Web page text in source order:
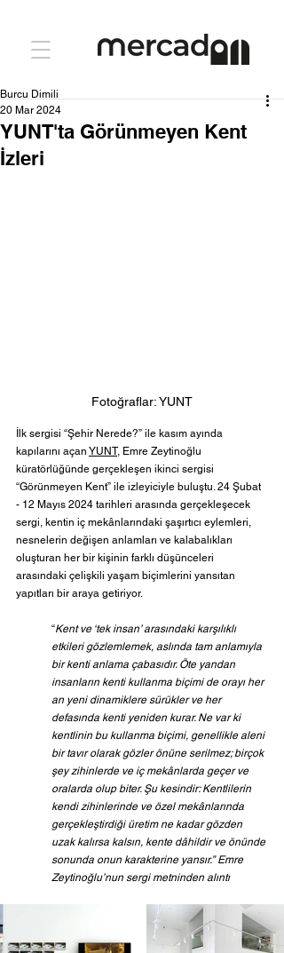
YUNT'ta Görünmeyen Kent
İzleri
Burcu Dimili
20 Mar 2024
Fotoğraflar: YUNT
İlk sergisi “Şehir Nerede?” ile kasım ayında
kapılarını açan YUNT, Emre Zeytinoğlu
küratörlüğünde gerçekleşen ikinci sergisi
“Görünmeyen Kent” ile izleyiciyle buluştu. 24 Şubat
- 12 Mayıs 2024 tarihleri arasında gerçekleşecek
sergi, kentin iç mekânlarındaki şaşırtıcı eylemleri,
nesnelerin değişen anlamları ve kalabalıkları
oluşturan her bir kişinin farklı düşünceleri
arasındaki çelişkili yaşam biçimlerini yansıtan
yapıtları bir araya getiriyor.
“Kent ve ‘tek insan’ arasındaki karşılıklı
etkileri gözlemlemek, aslında tam anlamıyla
bir kenti anlama çabasıdır. Öte yandan
insanların kenti kullanma biçimi de orayı her
an yeni dinamiklere sürükler ve her
defasında kenti yeniden kurar. Ne var ki
kentlinin bu kullanma biçimi, genellikle aleni
bir tavır olarak gözler önüne serilmez; birçok
şey zihinlerde ve iç mekânlarda geçer ve
oralarda olup biter. Şu kesindir: Kentlilerin
kendi zihinlerinde ve özel mekânlarında
gerçekleştirdiği üretim ne kadar gözden
uzak kalırsa kalsın, kente dâhildir ve önünde
sonunda onun karakterine yansır.” Emre
Zeytinoğlu’nun sergi metninden alıntı